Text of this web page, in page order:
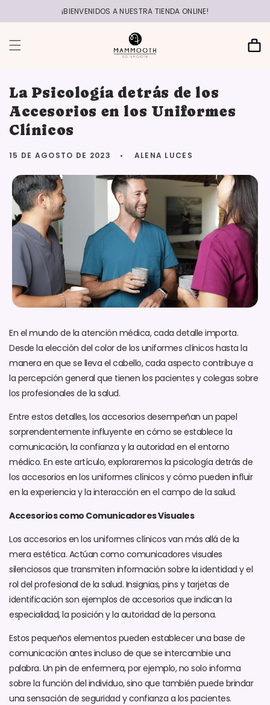
contenido
¡BIENVENIDOS A NUESTRA TIENDA ONLINE!
Carrito
La Psicología detrás de los
Accesorios en los Uniformes
Clínicos
15 DE AGOSTO DE 2023 ALENA LUCES
En el mundo de la atención médica, cada detalle importa.
Desde la elección del color de los uniformes clínicos hasta la
manera en que se lleva el cabello, cada aspecto contribuye a
la percepción general que tienen los pacientes y colegas sobre
los profesionales de la salud.
Entre estos detalles, los accesorios desempeñan un papel
sorprendentemente influyente en cómo se establece la
comunicación, la confianza y la autoridad en el entorno
médico. En este artículo, exploraremos la psicología detrás de
los accesorios en los uniformes clínicos y cómo pueden influir
en la experiencia y la interacción en el campo de la salud.
Accesorios como Comunicadores Visuales
Los accesorios en los uniformes clínicos van más allá de la
mera estética. Actúan como comunicadores visuales
silenciosos que transmiten información sobre la identidad y el
rol del profesional de la salud. Insignias, pins y tarjetas de
identificación son ejemplos de accesorios que indican la
especialidad, la posición y la autoridad de la persona.
Estos pequeños elementos pueden establecer una base de
comunicación antes incluso de que se intercambie una
palabra. Un pin de enfermera, por ejemplo, no solo informa
sobre la función del individuo, sino que también puede brindar
una sensación de seguridad y confianza a los pacientes.